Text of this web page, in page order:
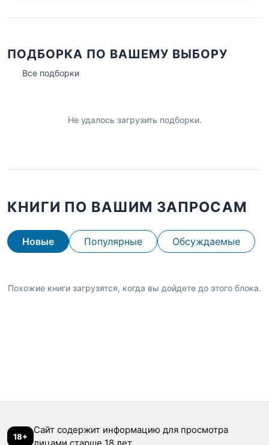
ПОДБОРКА ПО ВАШЕМУ ВЫБОРУ
Все подборки
Не удалось загрузить подборки.
КНИГИ ПО ВАШИМ ЗАПРОСАМ
Новые Популярные Обсуждаемые
Похожие книги загрузятся, когда вы дойдете до этого блока.
18+
Сайт содержит информацию для просмотра